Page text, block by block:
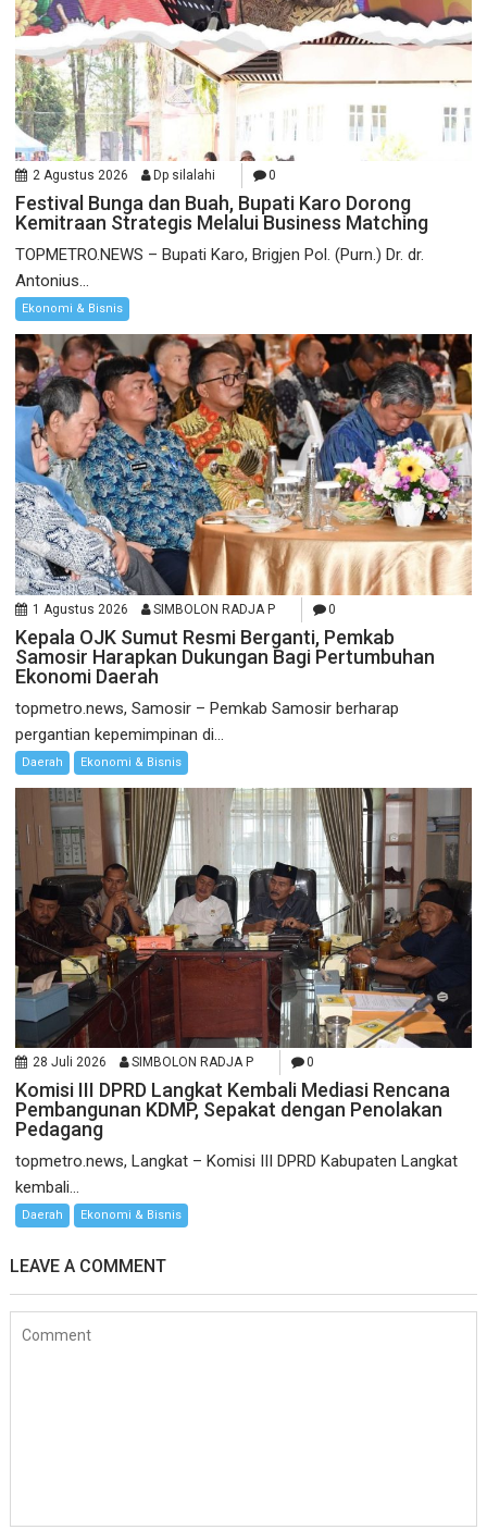
2 Agustus 2026 Dp silalahi 0
Festival Bunga dan Buah, Bupati Karo Dorong
Kemitraan Strategis Melalui Business Matching
TOPMETRO.NEWS – Bupati Karo, Brigjen Pol. (Purn.) Dr. dr.
Antonius...
Ekonomi & Bisnis
1 Agustus 2026 SIMBOLON RADJA P 0
Kepala OJK Sumut Resmi Berganti, Pemkab
Samosir Harapkan Dukungan Bagi Pertumbuhan
Ekonomi Daerah
topmetro.news, Samosir – Pemkab Samosir berharap
pergantian kepemimpinan di...
Daerah Ekonomi & Bisnis
28 Juli 2026 SIMBOLON RADJA P 0
Komisi III DPRD Langkat Kembali Mediasi Rencana
Pembangunan KDMP, Sepakat dengan Penolakan
Pedagang
topmetro.news, Langkat – Komisi III DPRD Kabupaten Langkat
kembali...
Daerah Ekonomi & Bisnis
LEAVE A COMMENT